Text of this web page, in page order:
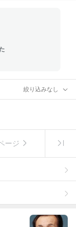
絞り込みなし
ージ